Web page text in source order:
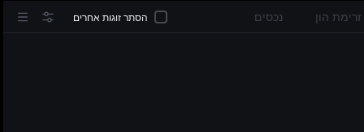
זרימת הון נכסים הסתר זוגות אחרים